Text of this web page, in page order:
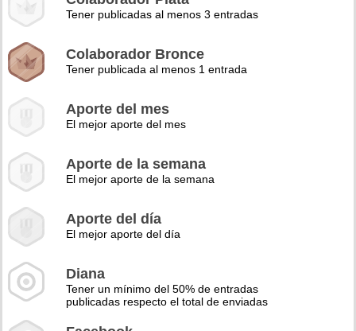
Tener publicadas al menos 3 entradas
Colaborador Bronce
Tener publicada al menos 1 entrada
Aporte del mes
El mejor aporte del mes
Aporte de la semana
El mejor aporte de la semana
Aporte del día
El mejor aporte del día
Diana
Tener un mínimo del 50% de entradas
publicadas respecto el total de enviadas